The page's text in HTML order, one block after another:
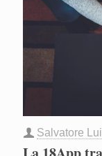
Salvatore